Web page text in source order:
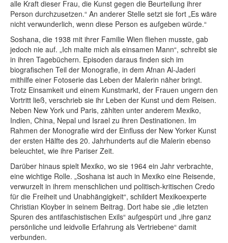
alle Kraft dieser Frau, die Kunst gegen die Beurteilung ihrer
Person durchzusetzen.“ An anderer Stelle setzt sie fort „Es wäre
nicht verwunderlich, wenn diese Person es aufgeben würde.“
Soshana, die 1938 mit ihrer Familie Wien fliehen musste, gab
jedoch nie auf. „Ich malte mich als einsamen Mann“, schreibt sie
in ihren Tagebüchern. Episoden daraus finden sich im
biografischen Teil der Monografie, in dem Afnan Al-Jaderi
mithilfe einer Fotoserie das Leben der Malerin näher bringt.
Trotz Einsamkeit und einem Kunstmarkt, der Frauen ungern den
Vortritt ließ, verschrieb sie ihr Leben der Kunst und dem Reisen.
Neben New York und Paris, zählten unter anderem Mexiko,
Indien, China, Nepal und Israel zu ihren Destinationen. Im
Rahmen der Monografie wird der Einfluss der New Yorker Kunst
der ersten Hälfte des 20. Jahrhunderts auf die Malerin ebenso
beleuchtet, wie ihre Pariser Zeit.
Darüber hinaus spielt Mexiko, wo sie 1964 ein Jahr verbrachte,
eine wichtige Rolle. „Soshana ist auch in Mexiko eine Reisende,
verwurzelt in ihrem menschlichen und politisch-kritischen Credo
für die Freiheit und Unabhängigkeit“, schildert Mexikoexperte
Christian Kloyber in seinem Beitrag. Dort habe sie „die letzten
Spuren des antifaschistischen Exils“ aufgespürt und „ihre ganz
persönliche und leidvolle Erfahrung als Vertriebene“ damit
verbunden.